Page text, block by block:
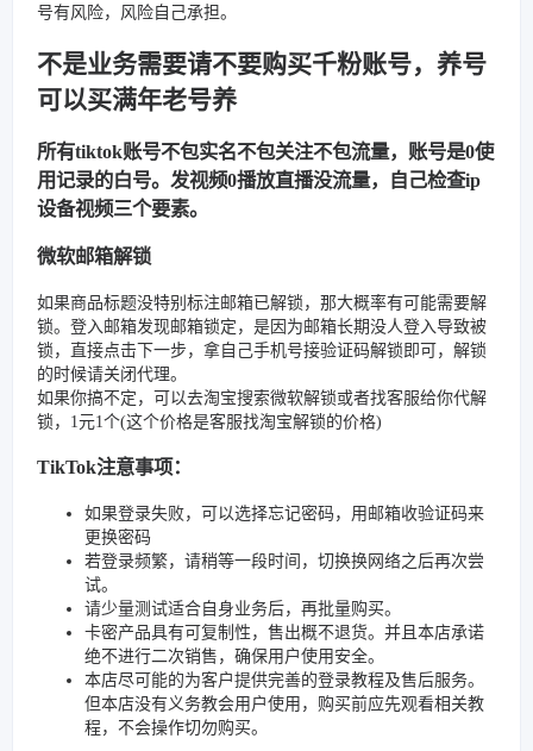
号有风险，风险自己承担。
不是业务需要请不要购买千粉账号，养号
可以买满年老号养
所有tiktok账号不包实名不包关注不包流量，账号是0使
用记录的白号。发视频0播放直播没流量，自己检查ip
设备视频三个要素。
微软邮箱解锁
如果商品标题没特别标注邮箱已解锁，那大概率有可能需要解
锁。登入邮箱发现邮箱锁定，是因为邮箱长期没人登入导致被
锁，直接点击下一步，拿自己手机号接验证码解锁即可，解锁
的时候请关闭代理。
如果你搞不定，可以去淘宝搜索微软解锁或者找客服给你代解
锁，1元1个(这个价格是客服找淘宝解锁的价格)
TikTok注意事项：
如果登录失败，可以选择忘记密码，用邮箱收验证码来
更换密码
若登录频繁，请稍等一段时间，切换换网络之后再次尝
试。
请少量测试适合自身业务后，再批量购买。
卡密产品具有可复制性，售出概不退货。并且本店承诺
绝不进行二次销售，确保用户使用安全。
本店尽可能的为客户提供完善的登录教程及售后服务。
但本店没有义务教会用户使用，购买前应先观看相关教
程，不会操作切勿购买。